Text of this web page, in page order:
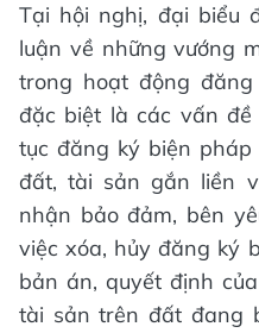
Tại hội nghị, đại biểu
luận về những vướng
trong hoạt động
đặc biệt là các vấn
tục đăng ký biện
đất, tài sản gắn liền
nhận bảo đảm, bên
việc xóa, hủy đăng ký
bản án, quyết định
tài sản trên đất đang